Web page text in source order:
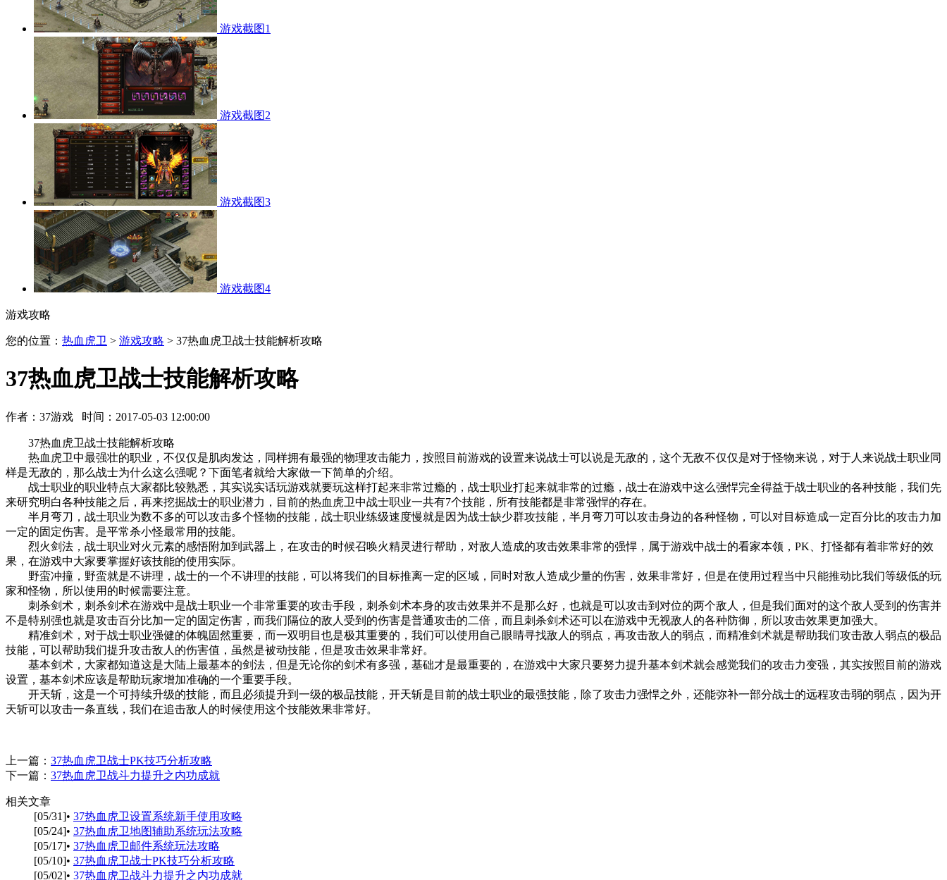
游戏截图1
游戏截图2
游戏截图3
游戏截图4
游戏攻略
您的位置： 热血虎卫 > 游戏攻略 > 37热血虎卫战士技能解析攻略
37热血虎卫战士技能解析攻略
作者：37游戏 时间：2017-05-03 12:00:00
37热血虎卫战士技能解析攻略
热血虎卫中最强壮的职业，不仅仅是肌肉发达，同样拥有最强的物理攻击能力，按照目前游戏的设置来说战士可以说是无敌的，这个无敌不仅仅是对于怪物来说，对于人来说战士职业同
样是无敌的，那么战士为什么这么强呢？下面笔者就给大家做一下简单的介绍。
战士职业的职业特点大家都比较熟悉，其实说实话玩游戏就要玩这样打起来非常过瘾的，战士职业打起来就非常的过瘾，战士在游戏中这么强悍完全得益于战士职业的各种技能，我们先
来研究明白各种技能之后，再来挖掘战士的职业潜力，目前的热血虎卫中战士职业一共有7个技能，所有技能都是非常强悍的存在。
半月弯刀，战士职业为数不多的可以攻击多个怪物的技能，战士职业练级速度慢就是因为战士缺少群攻技能，半月弯刀可以攻击身边的各种怪物，可以对目标造成一定百分比的攻击力加
一定的固定伤害。是平常杀小怪最常用的技能。
烈火剑法，战士职业对火元素的感悟附加到武器上，在攻击的时候召唤火精灵进行帮助，对敌人造成的攻击效果非常的强悍，属于游戏中战士的看家本领，PK、打怪都有着非常好的效
果，在游戏中大家要掌握好该技能的使用实际。
野蛮冲撞，野蛮就是不讲理，战士的一个不讲理的技能，可以将我们的目标推离一定的区域，同时对敌人造成少量的伤害，效果非常好，但是在使用过程当中只能推动比我们等级低的玩
家和怪物，所以使用的时候需要注意。
刺杀剑术，刺杀剑术在游戏中是战士职业一个非常重要的攻击手段，刺杀剑术本身的攻击效果并不是那么好，也就是可以攻击到对位的两个敌人，但是我们面对的这个敌人受到的伤害并
不是特别强也就是攻击百分比加一定的固定伤害，而我们隔位的敌人受到的伤害是普通攻击的二倍，而且刺杀剑术还可以在游戏中无视敌人的各种防御，所以攻击效果更加强大。
精准剑术，对于战士职业强健的体魄固然重要，而一双明目也是极其重要的，我们可以使用自己眼睛寻找敌人的弱点，再攻击敌人的弱点，而精准剑术就是帮助我们攻击敌人弱点的极品
技能，可以帮助我们提升攻击敌人的伤害值，虽然是被动技能，但是攻击效果非常好。
基本剑术，大家都知道这是大陆上最基本的剑法，但是无论你的剑术有多强，基础才是最重要的，在游戏中大家只要努力提升基本剑术就会感觉我们的攻击力变强，其实按照目前的游戏
设置，基本剑术应该是帮助玩家增加准确的一个重要手段。
开天斩，这是一个可持续升级的技能，而且必须提升到一级的极品技能，开天斩是目前的战士职业的最强技能，除了攻击力强悍之外，还能弥补一部分战士的远程攻击弱的弱点，因为开
天斩可以攻击一条直线，我们在追击敌人的时候使用这个技能效果非常好。
上一篇： 37热血虎卫战士PK技巧分析攻略
下一篇： 37热血虎卫战斗力提升之内功成就
相关文章
[05/31]• 37热血虎卫设置系统新手使用攻略
[05/24]• 37热血虎卫地图辅助系统玩法攻略
[05/17]• 37热血虎卫邮件系统玩法攻略
[05/10]• 37热血虎卫战士PK技巧分析攻略
[05/02]• 37热血虎卫战斗力提升之内功成就